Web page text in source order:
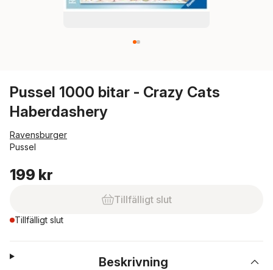
Pussel 1000 bitar - Crazy Cats
Haberdashery
Ravensburger
Pussel
199 kr
Tillfälligt slut
Tillfälligt slut
Beskrivning